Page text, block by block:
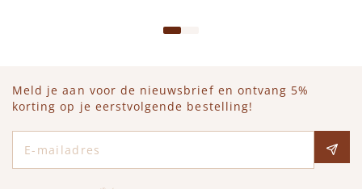
Meld je aan voor de nieuwsbrief en ontvang 5%
korting op je eerstvolgende bestelling!